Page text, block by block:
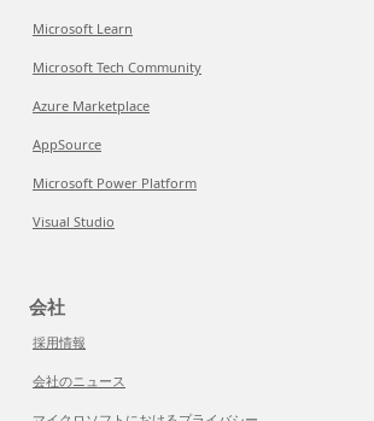
Microsoft Learn
Microsoft Tech Community
Azure Marketplace
AppSource
Microsoft Power Platform
Visual Studio
会社
採用情報
会社のニュース